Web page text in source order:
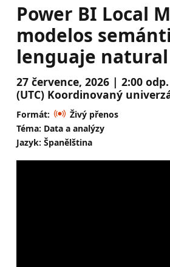
Power BI Local
modelos
lenguaje natural
27 července, 2026 | 2:00
(UTC) Koordinovaný
Formát:
Živý přenos
Téma: Data a analýzy
Jazyk: Španělština